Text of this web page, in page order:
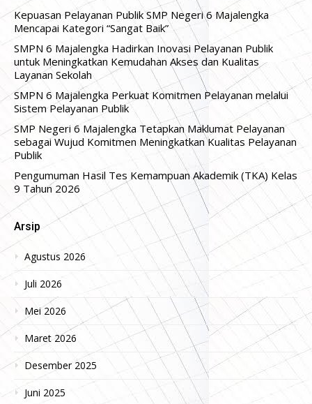
Kepuasan Pelayanan Publik SMP Negeri 6 Majalengka
Mencapai Kategori “Sangat Baik”
SMPN 6 Majalengka Hadirkan Inovasi Pelayanan Publik
untuk Meningkatkan Kemudahan Akses dan Kualitas
Layanan Sekolah
SMPN 6 Majalengka Perkuat Komitmen Pelayanan melalui
Sistem Pelayanan Publik
SMP Negeri 6 Majalengka Tetapkan Maklumat Pelayanan
sebagai Wujud Komitmen Meningkatkan Kualitas Pelayanan
Publik
Pengumuman Hasil Tes Kemampuan Akademik (TKA) Kelas
9 Tahun 2026
Arsip
Agustus 2026
Juli 2026
Mei 2026
Maret 2026
Desember 2025
Juni 2025